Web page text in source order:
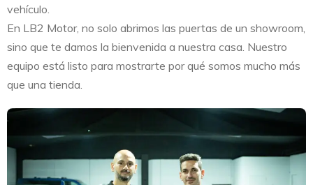
vehículo.
En LB2 Motor, no solo abrimos las puertas de un showroom,
sino que te damos la bienvenida a nuestra casa. Nuestro
equipo está listo para mostrarte por qué somos mucho más
que una tienda.